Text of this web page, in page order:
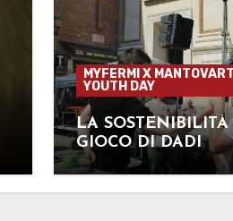
MYFERMI X MANTOVART
YOUTH DAY
LA SOSTENIBILITÀ
GIOCO DI DADI